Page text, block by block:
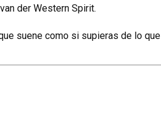
der Western Spirit.
suene como si supieras de lo que